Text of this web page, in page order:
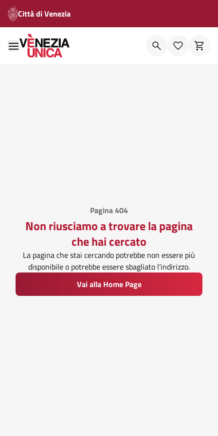
Città di Venezia
Pagina 404
Non riusciamo a trovare la pagina
che hai cercato
La pagina che stai cercando potrebbe non essere più
disponibile o potrebbe essere sbagliato l’indirizzo.
Vai alla Home Page